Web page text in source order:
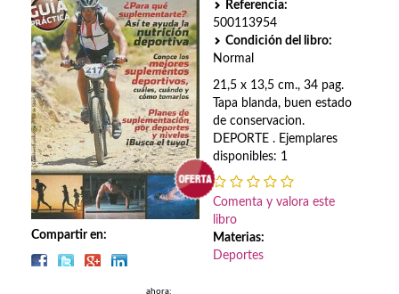
Biografía
Biografías
Ciencia ficción
Cine
Cocina
Cómic
Cuentos y relatos
Compartir en:
Referencia:
500113954
Condición del libro:
Normal
21,5 x 13,5 cm., 34 pag.
Tapa blanda, buen estado
de conservacion.
DEPORTE . Ejemplares
disponibles: 1
Comenta y valora este
libro
Materias:
Deportes
ahora: